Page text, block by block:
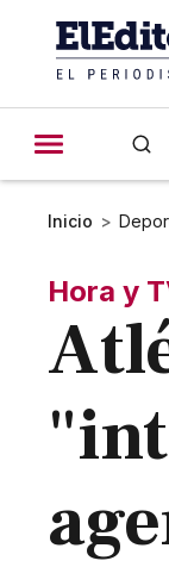
Inicio >
Hora y